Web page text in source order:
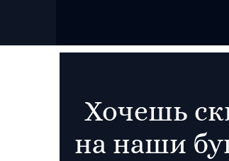
Хочешь
на наши